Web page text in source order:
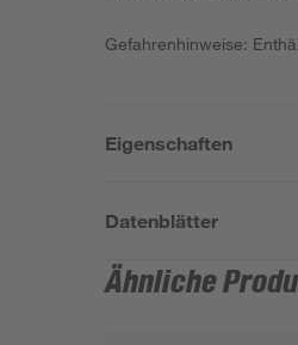
Gefahrenhinweise:
Eigenschaften
Datenblätter
Ähnliche